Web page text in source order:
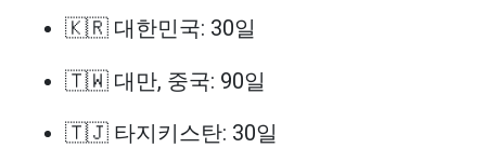
🇰🇷 대한민국: 30일
🇹🇼 대만, 중국: 90일
🇹🇯 타지키스탄: 30일